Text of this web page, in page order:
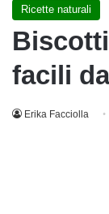
Ricette naturali
facili
Erika Facciolla